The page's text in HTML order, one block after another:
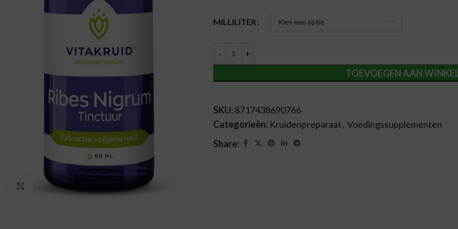
Vergroten
MILLILITER
TOEVOEGEN AAN
Alternative:
SKU: 8717438690766
Categorieën: Kruidenpreparaat, Voedingssupplementen
Share: